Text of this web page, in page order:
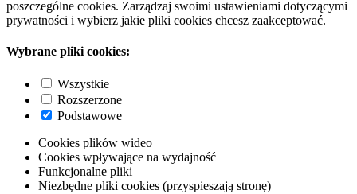
poszczególne cookies. Zarządzaj swoimi ustawieniami dotyczącymi
prywatności i wybierz jakie pliki cookies chcesz zaakceptować.
Wybrane pliki cookies:
Wszystkie
Rozszerzone
Podstawowe
Cookies plików wideo
Cookies wpływające na wydajność
Funkcjonalne pliki
Niezbędne pliki cookies (przyspieszają stronę)